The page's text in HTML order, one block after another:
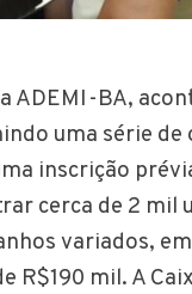
ADEMI-BA,
uma série
inscrição
cerca de 2 mil
variados,
R$190 mil. A